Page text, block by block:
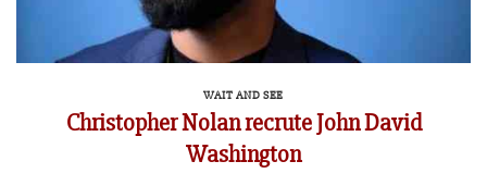
WAIT AND SEE
Christopher Nolan recrute John David
Washington